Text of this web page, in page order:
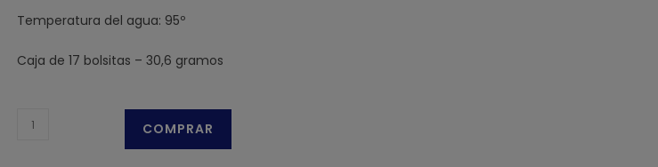
Temperatura del agua: 95º
Caja de 17 bolsitas – 30,6 gramos
Yogi
COMPRAR